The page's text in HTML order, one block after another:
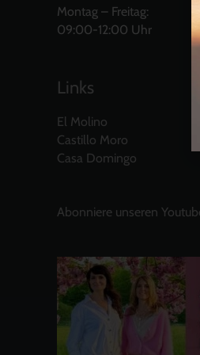
Montag – Freitag:
09:00-12:00 Uhr
Links
El Molino
Castillo Moro
Casa Domingo
Abonniere unseren